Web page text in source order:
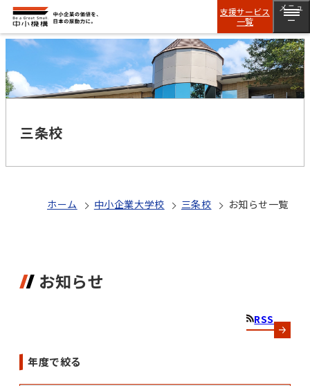
支援サービス
一覧
メニュ
ー
三条校
ホーム 中小企業大学校 三条校 お知らせ一覧
お知らせ
RSS
年度で絞る